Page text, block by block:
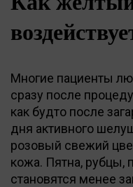
Многие пациенты
сразу после
как будто после
дня активного
розовый свежий
кожа. Пятна, рубцы,
становятся менее